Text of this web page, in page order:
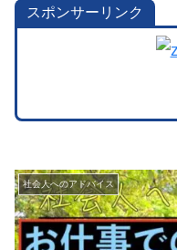
スポンサーリンク
社会人へのアドバイス